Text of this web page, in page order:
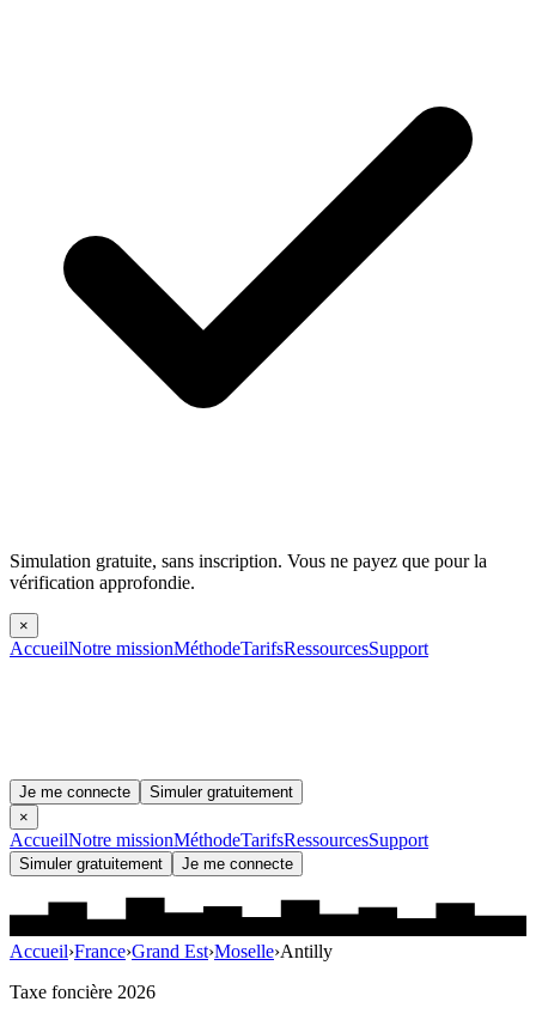
Simulation gratuite, sans inscription. Vous ne payez que pour la
vérification approfondie.
×
AccueilNotre missionMéthodeTarifsRessourcesSupport
Je me connecte
Simuler gratuitement
×
AccueilNotre missionMéthodeTarifsRessourcesSupport
Simuler gratuitement Je me connecte
Accueil›France›Grand Est›Moselle›Antilly
Taxe foncière 2026